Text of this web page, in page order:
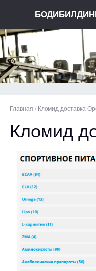
Главная / Кломид доставка
Кломид